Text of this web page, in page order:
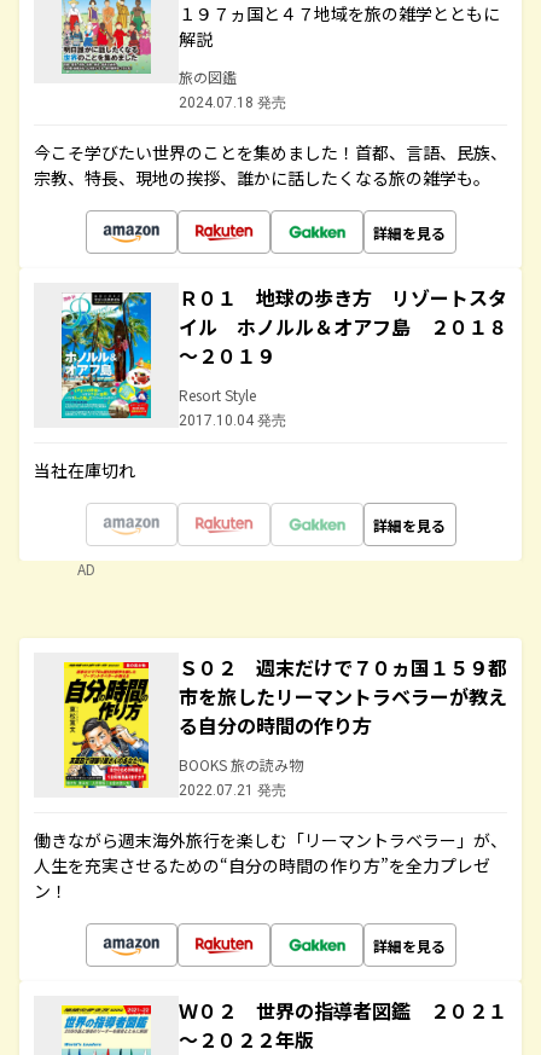
１９７ヵ国と４７地域を旅の雑学とともに
解説
旅の図鑑
2024.07.18 発売
今こそ学びたい世界のことを集めました！首都、言語、民族、
宗教、特長、現地の挨拶、誰かに話したくなる旅の雑学も。
詳細を見る
Ｒ０１ 地球の歩き方 リゾートスタ
イル ホノルル＆オアフ島 ２０１８
～２０１９
Resort Style
2017.10.04 発売
当社在庫切れ
詳細を見る
AD
Ｓ０２ 週末だけで７０ヵ国１５９都
市を旅したリーマントラベラーが教え
る自分の時間の作り方
BOOKS 旅の読み物
2022.07.21 発売
働きながら週末海外旅行を楽しむ「リーマントラベラー」が、
人生を充実させるための“自分の時間の作り方”を全力プレゼ
ン！
詳細を見る
Ｗ０２ 世界の指導者図鑑 ２０２１
～２０２２年版